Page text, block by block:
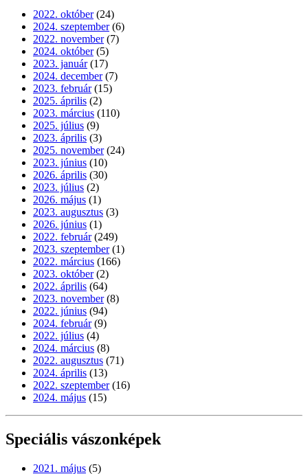
2022. október (24)
2024. szeptember (6)
2022. november (7)
2024. október (5)
2023. január (17)
2024. december (7)
2023. február (15)
2025. április (2)
2023. március (110)
2025. július (9)
2023. április (3)
2025. november (24)
2023. június (10)
2026. április (30)
2023. július (2)
2026. május (1)
2023. augusztus (3)
2026. június (1)
2022. február (249)
2023. szeptember (1)
2022. március (166)
2023. október (2)
2022. április (64)
2023. november (8)
2022. június (94)
2024. február (9)
2022. július (4)
2024. március (8)
2022. augusztus (71)
2024. április (13)
2022. szeptember (16)
2024. május (15)
Speciális vászonképek
2021. május (5)